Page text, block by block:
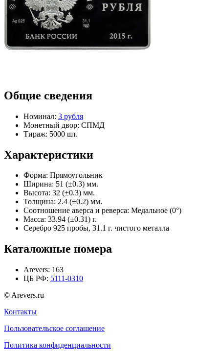
Общие сведения
Номинал: 3 рубля
Монетный двор: СПМД
Тираж: 5000 шт.
Характеристики
Форма: Прямоугольник
Ширина: 51 (±0.3) мм.
Высота: 32 (±0.3) мм.
Толщина: 2.4 (±0.2) мм.
Соотношение аверса и реверса: Медальное (0°)
Масса: 33.94 (±0.31) г.
Серебро 925 пробы, 31.1 г. чистого металла
Каталожные номера
Arevers: 163
ЦБ РФ: 5111-0310
© Arevers.ru
Контакты
Пользовательское соглашение
Политика конфиденциальности